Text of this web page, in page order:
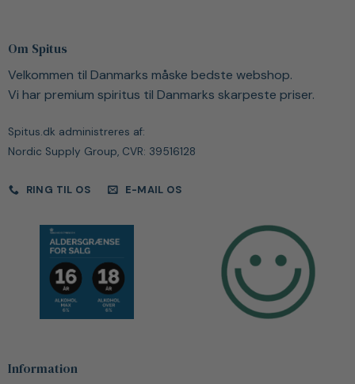
Om Spitus
Velkommen til Danmarks måske bedste webshop.
Vi har premium spiritus til Danmarks skarpeste priser.
Spitus.dk administreres af:
Nordic Supply Group, CVR: 39516128
RING TIL OS E-MAIL OS
Information